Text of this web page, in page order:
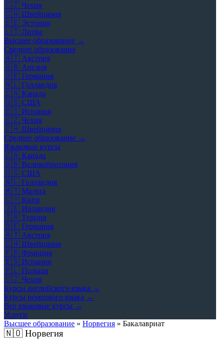
🇨🇿 Чехия
🇨🇭 Швейцария
🇪🇪 Эстония
🇱🇹 Литва
Высшее образование →
Среднее образование
🇦🇹 Австрия
🇬🇧 Англия
🇩🇪 Германия
🇳🇱 Голландия
🇨🇦 Канада
🇺🇸 США
🇪🇸 Испания
🇨🇿 Чехия
🇨🇭 Швейцария
Среднее образование →
Языковые курсы
🇨🇦 Канада
🇬🇧 Великобритания
🇺🇸 США
🇳🇱 Голландия
🇲🇹 Мальта
🇨🇾 Кипр
🇮🇪 Ирландия
🇹🇷 Турция
🇩🇪 Германия
🇦🇹 Австрия
🇨🇭 Швейцария
🇫🇷 Франция
🇪🇸 Испания
🇵🇱 Польша
🇨🇿 Чехия
Курсы английского языка →
Курсы немецкого языка →
Все языковые курсы →
Услуги
Высшее образование » Норвегия » Бакалавриат
🇳🇴Норвегия